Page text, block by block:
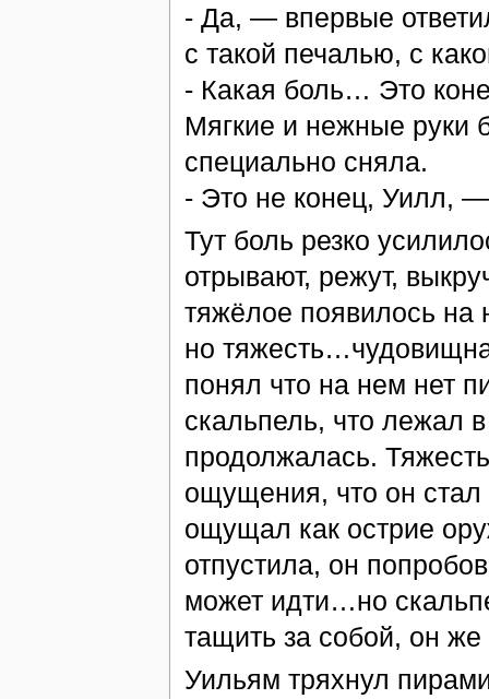
- Да, — впервые
с такой печалью, с
- Какая боль… Это
Мягкие и нежные руки
специально сняла.
- Это не конец, Уилл,
Тут боль резко
отрывают, режут,
тяжёлое появилось на
но
понял что на нем нет
скальпель, что лежал
продолжалась.
ощущения, что он
ощущал как острие
отпустила, он
может идти…но
тащить за собой, он
Уильям тряхнул